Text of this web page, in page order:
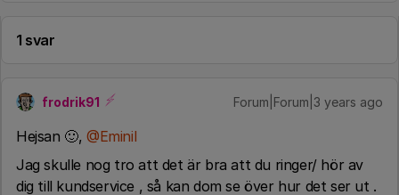
1 svar
frodrik91 Forum|Forum|3 years ago
Hejsan 🙂, @Eminil
Jag skulle nog tro att det är bra att du ringer/ hör av
dig till kundservice , så kan dom se över hur det ser ut .